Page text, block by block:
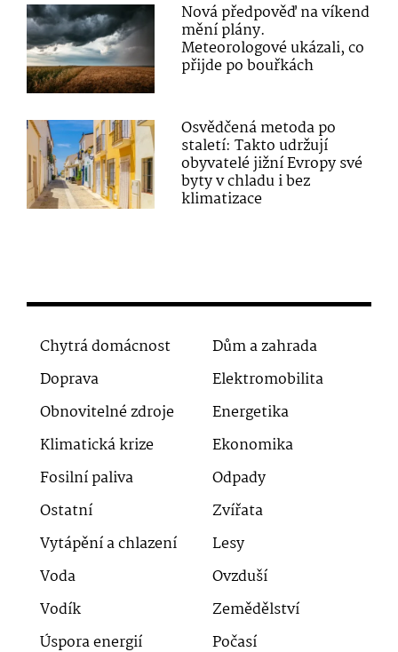
Nová předpověď na víkend
mění plány.
Meteorologové ukázali, co
přijde po bouřkách
Osvědčená metoda po
staletí: Takto udržují
obyvatelé jižní Evropy své
byty v chladu i bez
klimatizace
Chytrá domácnost
Dům a zahrada
Doprava
Elektromobilita
Obnovitelné zdroje
Energetika
Klimatická krize
Ekonomika
Fosilní paliva
Odpady
Ostatní
Zvířata
Vytápění a chlazení
Lesy
Voda
Ovzduší
Vodík
Zemědělství
Úspora energií
Počasí